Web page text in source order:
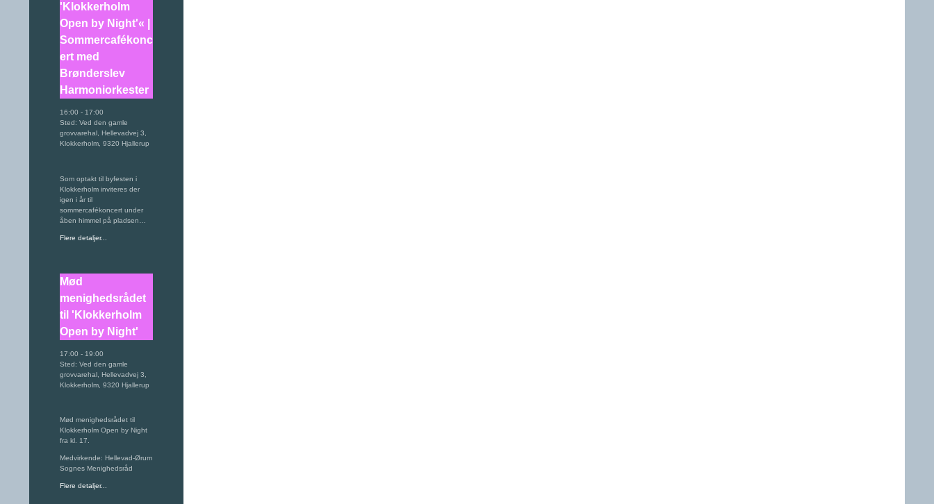
'Klokkerholm
Open by Night'« |
Sommercafékonc
ert med
Brønderslev
Harmoniorkester
16:00 - 17:00
Sted: Ved den gamle
grovvarehal, Hellevadvej 3,
Klokkerholm, 9320 Hjallerup
Som optakt til byfesten i
Klokkerholm inviteres der
igen i år til
sommercafékoncert under
åben himmel på pladsen…
Flere detaljer...
Mød
menighedsrådet
til 'Klokkerholm
Open by Night'
17:00 - 19:00
Sted: Ved den gamle
grovvarehal, Hellevadvej 3,
Klokkerholm, 9320 Hjallerup
Mød menighedsrådet til
Klokkerholm Open by Night
fra kl. 17.
Medvirkende: Hellevad-Ørum
Sognes Menighedsråd
Flere detaljer...